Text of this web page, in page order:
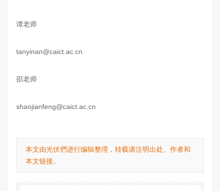
谭老师
tanyinan@caict.ac.cn
邵老师
shaojianfeng@caict.ac.cn
本文由光伏們进行编辑整理，转载请注明出处、作者和
本文链接。